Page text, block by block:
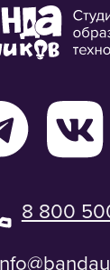
2012 — 2026